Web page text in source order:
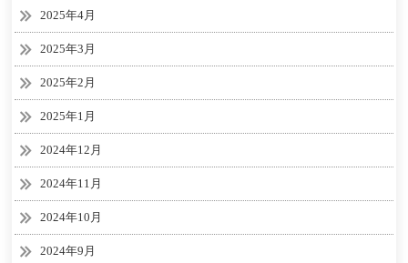
2025年4月
2025年3月
2025年2月
2025年1月
2024年12月
2024年11月
2024年10月
2024年9月